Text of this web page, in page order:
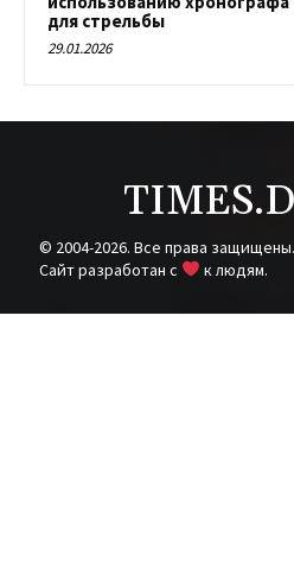
для стрельбы
29.01.2026
© 2004-2026. Все права защищены.
Cайт разработан с
к людям.